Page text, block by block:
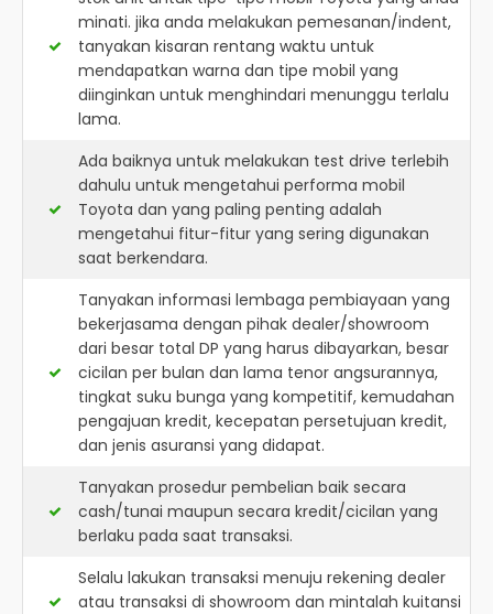
minati. jika anda melakukan pemesanan/indent,
tanyakan kisaran rentang waktu untuk
mendapatkan warna dan tipe mobil yang
diinginkan untuk menghindari menunggu terlalu
lama.
Ada baiknya untuk melakukan test drive terlebih
dahulu untuk mengetahui performa mobil
Toyota dan yang paling penting adalah
mengetahui fitur-fitur yang sering digunakan
saat berkendara.
Tanyakan informasi lembaga pembiayaan yang
bekerjasama dengan pihak dealer/showroom
dari besar total DP yang harus dibayarkan, besar
cicilan per bulan dan lama tenor angsurannya,
tingkat suku bunga yang kompetitif, kemudahan
pengajuan kredit, kecepatan persetujuan kredit,
dan jenis asuransi yang didapat.
Tanyakan prosedur pembelian baik secara
cash/tunai maupun secara kredit/cicilan yang
berlaku pada saat transaksi.
Selalu lakukan transaksi menuju rekening dealer
atau transaksi di showroom dan mintalah kuitansi